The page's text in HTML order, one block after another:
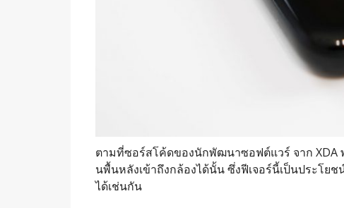
ตามที่ซอร์สโค้ดของนักพัฒนาซอฟต์แวร์ จาก XDA
นพื้นหลังเข้าถึงกล้องได้นั้น ซึ่งฟีเจอร์นี้เป็นประโย
ได้เช่นกัน